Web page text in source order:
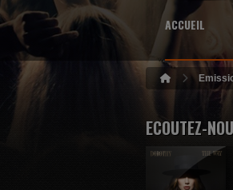
ACCUEIL
ECOUTEZ-